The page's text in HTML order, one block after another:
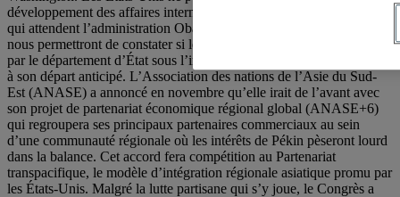
développement des affaires internationales bien longtemps. Les défis
qui attendent l’administration Obama en Asie sont de tailles et ils
nous permettront de constater si le pivotement vers l’Asie entamé
par le département d’État sous l’impulsion d’Hillary Clinton survivra
à son départ anticipé. L’Association des nations de l’Asie du Sud-
Est (ANASE) a annoncé en novembre qu’elle irait de l’avant avec
son projet de partenariat économique régional global (ANASE+6)
qui regroupera ses principaux partenaires commerciaux au sein
d’une communauté régionale où les intérêts de Pékin pèseront lourd
dans la balance. Cet accord fera compétition au Partenariat
transpacifique, le modèle d’intégration régionale asiatique promu par
les États-Unis. Malgré la lutte partisane qui s’y joue, le Congrès a